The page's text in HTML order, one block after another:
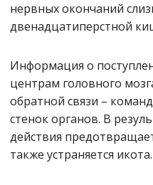
нервных окончаний
двенадцатиперстной
Информация о
центрам головного
обратной связи –
стенок органов. В
действия
также устраняется икота.